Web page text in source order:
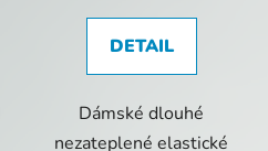
DETAIL
Dámské dlouhé
nezateplené elastické